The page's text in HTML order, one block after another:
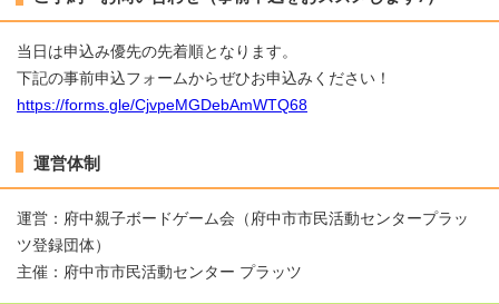
当日は申込み優先の先着順となります。
下記の事前申込フォームからぜひお申込みください！
https://forms.gle/CjvpeMGDebAmWTQ68
運営体制
運営：府中親子ボードゲーム会（府中市市民活動センタープラッ
ツ登録団体）
主催：府中市市民活動センター プラッツ